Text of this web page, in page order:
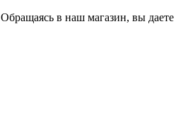
Обращаясь в наш магазин, вы даете